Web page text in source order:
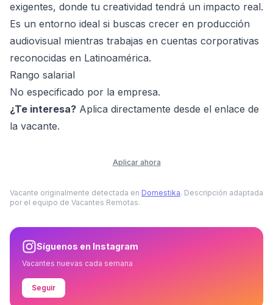
exigentes, donde tu creatividad tendrá un impacto real.
Es un entorno ideal si buscas crecer en producción
audiovisual mientras trabajas en cuentas corporativas
reconocidas en Latinoamérica.
Rango salarial
No especificado por la empresa.
¿Te interesa? Aplica directamente desde el enlace de
la vacante.
Aplicar ahora
Vacante originalmente detectada en Domestika. Descripción adaptada
por el equipo de Vacantes Remotas.
Síguenos en Instagram
Vacantes nuevas cada semana
Seguir